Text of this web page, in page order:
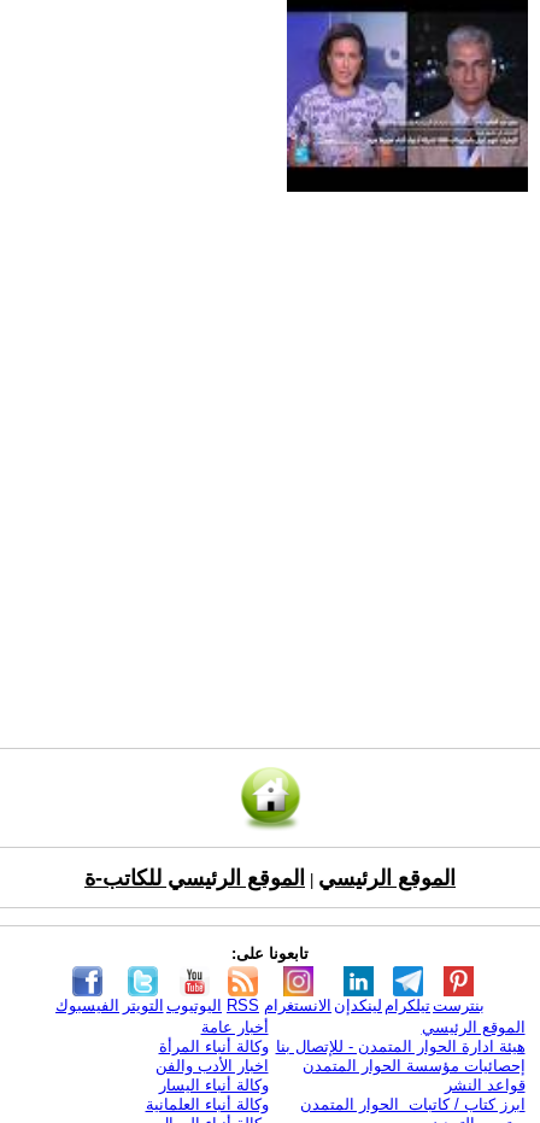
الموقع الرئيسي الموقع الرئيسي للكاتب-ة
تابعونا على:
الفيسبوك التويتر اليوتيوب RSS الانستغرام لينكدإن تيلكرامبنترست
الموقع الرئيسي
هيئة ادارة الحوار المتمدن - للإتصال بنا
إحصائيات مؤسسة الحوار المتمدن
قواعد النشر
ابرز كتاب / كاتبات الحوار المتمدن
أخبار عامة
وكالة أنباء المرأة
اخبار الأدب والفن
وكالة أنباء اليسار
وكالة أنباء العلمانية